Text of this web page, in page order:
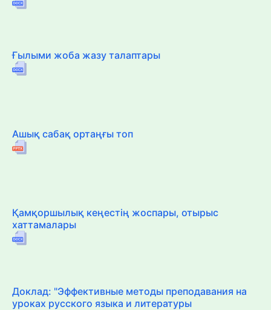
Ғылыми жоба жазу талаптары
Ашық сабақ ортаңғы топ
Қамқоршылық кеңестің жоспары, отырыс
хаттамалары
Доклад: "Эффективные методы преподавания на
уроках русского языка и литературы